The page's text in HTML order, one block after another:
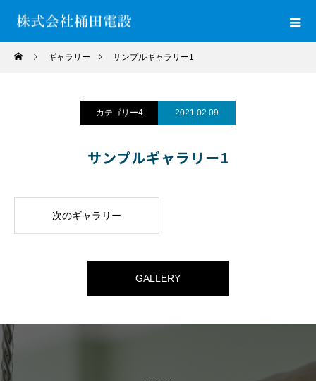
ギャラリー サンプルギャラリー1
カテゴリー4 2021.02.09
サンプルギャラリー1
次のギャラリー
GALLERY